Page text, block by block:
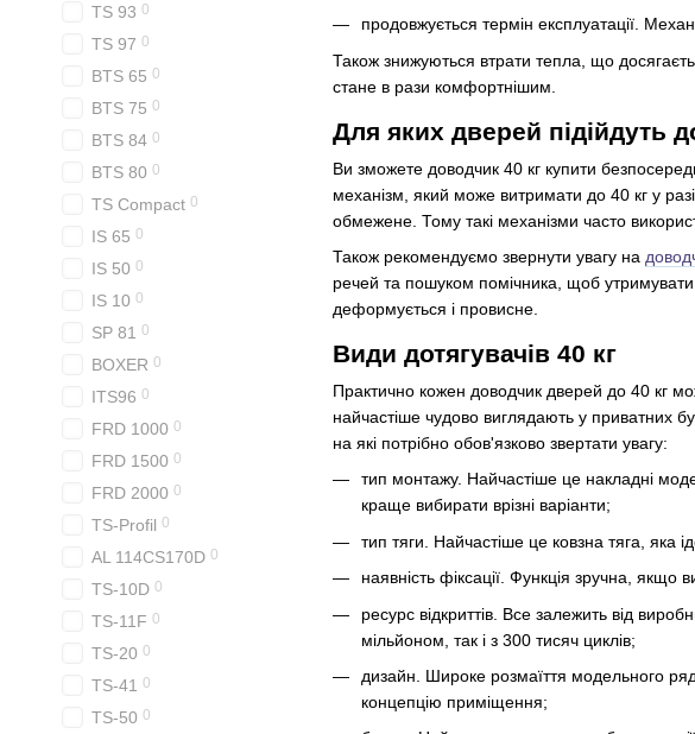
продовжується термін експлуатації.
Також знижуються втрати тепла, що
стане в рази комфортнішим.
Для яких дверей підійдуть
Ви зможете доводчик 40 кг купити
механізм, який може витримати до 40 кг у
обмежене. Тому такі механізми часто
Також рекомендуємо звернути увагу на
речей та пошуком помічника, щоб
деформується і провисне.
Види дотягувачів 40 кг
Практично кожен доводчик дверей до 40 кг
найчастіше чудово виглядають у приватних
на які потрібно обов'язково звертати увагу:
тип монтажу. Найчастіше це накладні
краще вибирати врізні варіанти;
тип тяги. Найчастіше це ковзна тяга, яка
наявність фіксації. Функція зручна, якщо
ресурс відкриттів. Все залежить від
мільйоном, так і з 300 тисяч циклів;
дизайн. Широке розмаїття модельного
концепцію приміщення;
TS 93 0
TS 97 0
BTS 65 0
BTS 75 0
BTS 84 0
BTS 80 0
TS Compact 0
IS 65 0
IS 50 0
IS 10 0
SP 81 0
BOXER 0
ITS96 0
FRD 1000 0
FRD 1500 0
FRD 2000 0
TS-Profil 0
AL 114CS170D 0
TS-10D 0
TS-11F 0
TS-20 0
TS-41 0
TS-50 0